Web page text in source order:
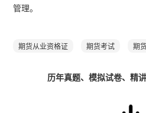
管理。
期货从业资格证 期货考试 期
历年真题、模拟试卷、精